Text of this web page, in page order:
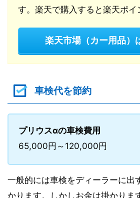
す。楽天で購入すると楽天ポイ
楽天市場（カー用品）
車検代を節約
プリウスαの車検費用
65,000円～120,000円
一般的には車検をディーラーに出
かります。しかしお金は掛かりま